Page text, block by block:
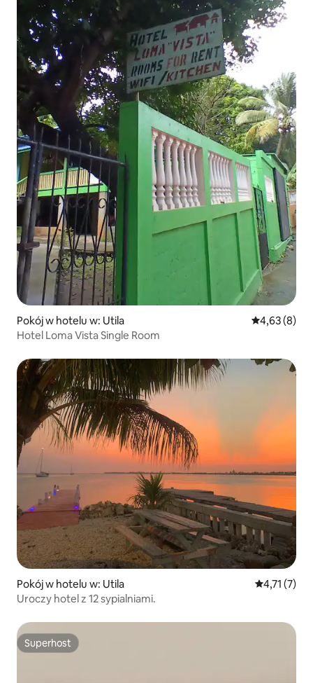
Pokój w hotelu w: Utila Średnia
4,63 (8)
Hotel Loma Vista Single Room
Pokój w hotelu w: Utila Średnia
4,71 (7)
Uroczy hotel z 12 sypialniami.
Superhost
Superhost